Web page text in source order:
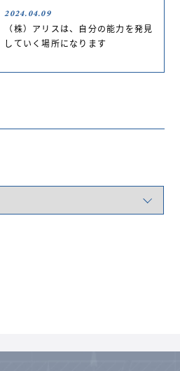
2024.04.09
（株）アリスは、自分の能力を発見
していく場所になります